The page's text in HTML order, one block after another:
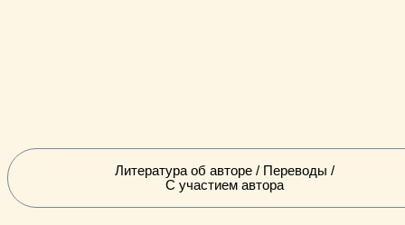
Литература об авторе / Переводы /
С участием автора